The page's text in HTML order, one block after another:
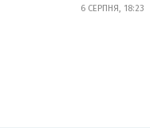
6 СЕРПНЯ, 18:23